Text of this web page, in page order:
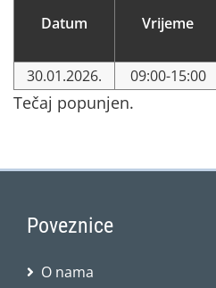
Datum Vrijeme
30.01.2026. 09:00-15:00
Tečaj popunjen.
Poveznice
O nama